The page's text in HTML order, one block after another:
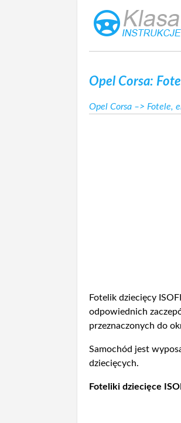
Opel Corsa:
Opel Corsa –> Fotele,
Fotelik dziecięcy
odpowiednich
przeznaczonych do
Samochód jest
dziecięcych.
Foteliki dziecięce